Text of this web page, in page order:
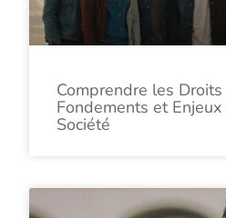
Comprendre les Droits
Fondements et
Société